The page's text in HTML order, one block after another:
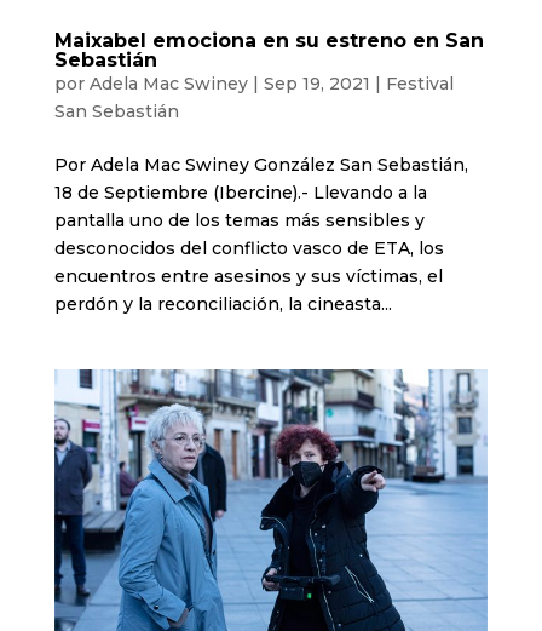
Maixabel emociona en su estreno en San
Sebastián
por Adela Mac Swiney| Sep 19, 2021 | Festival
San Sebastián
Por Adela Mac Swiney González San Sebastián,
18 de Septiembre (Ibercine).- Llevando a la
pantalla uno de los temas más sensibles y
desconocidos del conflicto vasco de ETA, los
encuentros entre asesinos y sus víctimas, el
perdón y la reconciliación, la cineasta...